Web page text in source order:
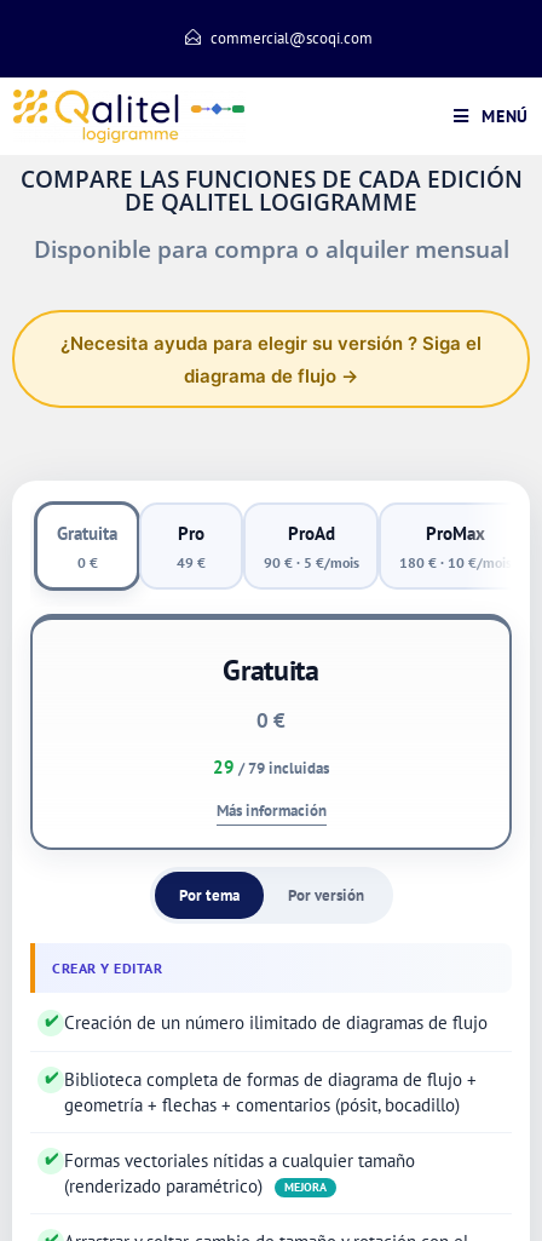
commercial@scoqi.com
MENÚ
COMPARE LAS FUNCIONES DE CADA EDICIÓN
DE QALITEL LOGIGRAMME
Disponible para compra o alquiler mensual
¿Necesita ayuda para elegir su versión ? Siga el
diagrama de flujo →
Gratuita
0 €
Pro
49 €
ProAd
90 € · 5 €/mois
ProMax
180 € · 10 €/mois
Gratuita
0 €
29 / 79 incluidas
Más información
Por tema Por versión
CREAR Y EDITAR
✔ Creación de un número ilimitado de diagramas de flujo
✔ Biblioteca completa de formas de diagrama de flujo +
geometría + flechas + comentarios (pósit, bocadillo)
✔ Formas vectoriales nítidas a cualquier tamaño
(renderizado paramétrico)
MEJORA